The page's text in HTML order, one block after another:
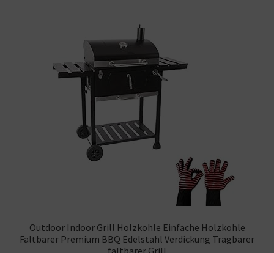
Outdoor Indoor Grill Holzkohle Einfache Holzkohle
Faltbarer Premium BBQ Edelstahl Verdickung Tragbarer